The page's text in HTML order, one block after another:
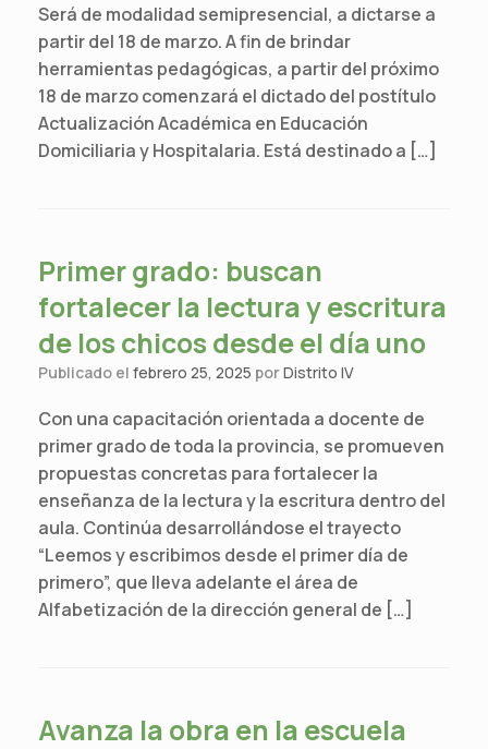
Será de modalidad semipresencial, a dictarse a
partir del 18 de marzo. A fin de brindar
herramientas pedagógicas, a partir del próximo
18 de marzo comenzará el dictado del postítulo
Actualización Académica en Educación
Domiciliaria y Hospitalaria. Está destinado a […]
Primer grado: buscan
fortalecer la lectura y escritura
de los chicos desde el día uno
Publicado el febrero 25, 2025 porDistrito IV
Con una capacitación orientada a docente de
primer grado de toda la provincia, se promueven
propuestas concretas para fortalecer la
enseñanza de la lectura y la escritura dentro del
aula. Continúa desarrollándose el trayecto
“Leemos y escribimos desde el primer día de
primero”, que lleva adelante el área de
Alfabetización de la dirección general de […]
Avanza la obra en la escuela